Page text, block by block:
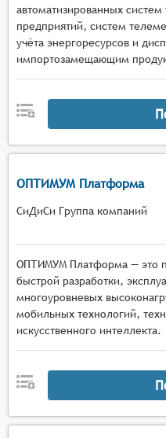
автоматизированных
предприятий, систем
учёта энергоресурсов и
импортозамещающим
ОПТИМУМ Платформа
СиДиСи Группа компаний
ОПТИМУМ Платформа — это
быстрой разработки,
многоуровневых
мобильных технологий,
искусственного интеллекта.